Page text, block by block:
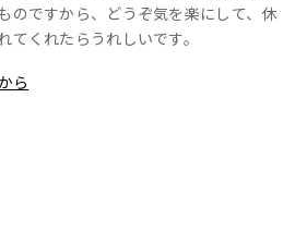
のですから、どうぞ気を楽にして、休
てくれたらうれしいです。
ら